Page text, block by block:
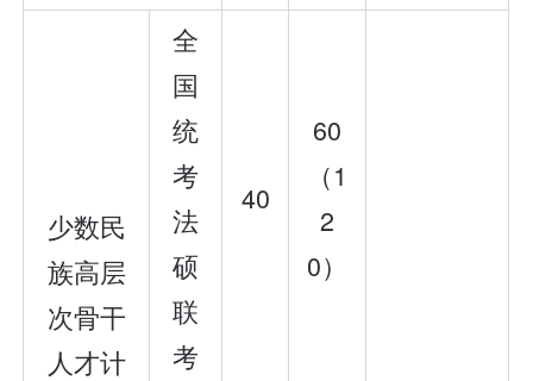
少数民
族高层
次骨干
人才计
全
国
统
考
法
硕
联
考
40
60
（1
2
0）